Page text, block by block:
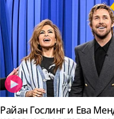
Райан Гослинг и Ева